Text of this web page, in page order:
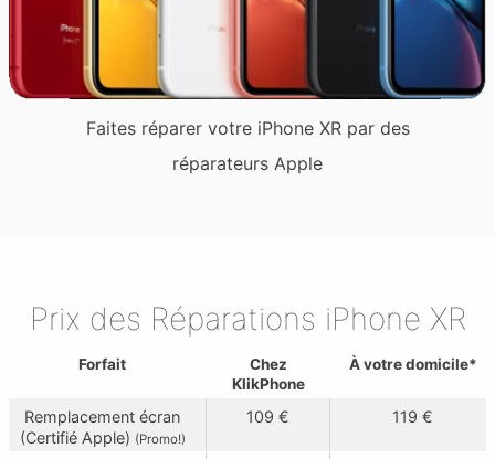
Boutique
Expédition
Contact
Faites réparer votre iPhone XR par des
réparateurs Apple
Prix des Réparations iPhone XR
Forfait
Chez
KlikPhone
À votre domicile*
Remplacement écran
(Certifié Apple) (Promo!)
109 € 119 €